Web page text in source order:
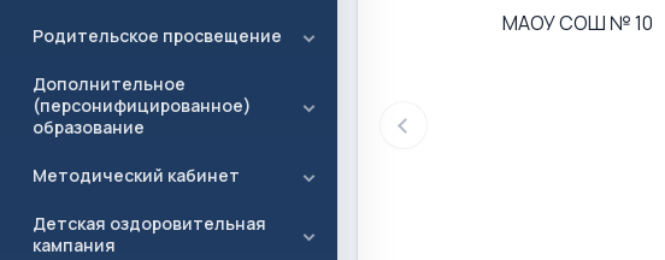
Родительское просвещение
Дополнительное
(персонифицированное)
образование
Методический кабинет
Детская оздоровительная
кампания
МАОУ СОШ № 10